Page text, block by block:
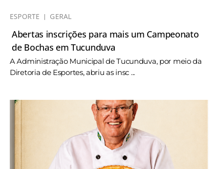
ESPORTE GERAL
Abertas inscrições para mais um Campeonato
de Bochas em Tucunduva
A Administração Municipal de Tucunduva, por meio da
Diretoria de Esportes, abriu as insc ...